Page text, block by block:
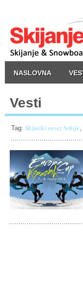
NASLOVNA
Vesti
Tag: Skijaški savez Srbije,